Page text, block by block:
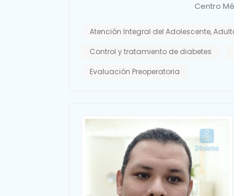
Centro
Atención Integral del Adolescente,
Control y tratamiento de diabetes
Evaluación Preoperatoria